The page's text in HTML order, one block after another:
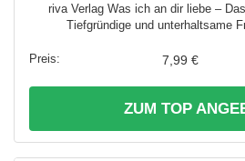
riva Verlag Was ich an dir liebe –
Tiefgründige und unterhaltsame
7,99 €
ZUM TOP